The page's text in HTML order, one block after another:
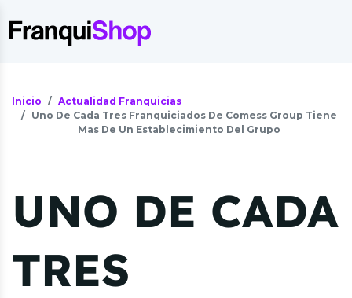
Inicio
Actualidad Franquicias
Uno De Cada Tres Franquiciados De Comess Group Tiene
Mas De Un Establecimiento Del Grupo
UNO DE CADA
TRES